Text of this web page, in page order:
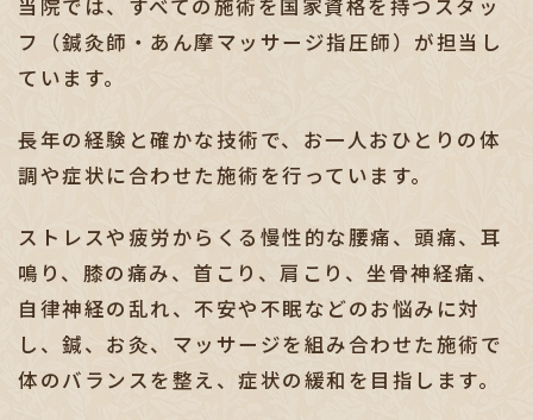
当院では、すべての施術を国家資格を持つスタッ
フ（鍼灸師・あん摩マッサージ指圧師）が担当し
ています。
長年の経験と確かな技術で、お一人おひとりの体
調や症状に合わせた施術を行っています。
ストレスや疲労からくる慢性的な腰痛、頭痛、耳
鳴り、膝の痛み、首こり、肩こり、坐骨神経痛、
自律神経の乱れ、不安や不眠などのお悩みに対
し、鍼、お灸、マッサージを組み合わせた施術で
体のバランスを整え、 症状の緩和を目指します。